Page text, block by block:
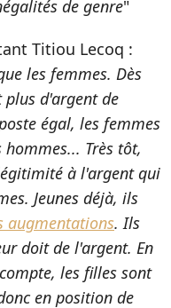
de genre"
Titiou Lecoq :
les femmes. Dès
plus d'argent de
égal, les femmes
Très tôt,
à l'argent qui
Jeunes déjà, ils
augmentations. Ils
doit de l'argent. En
les filles sont
en position de